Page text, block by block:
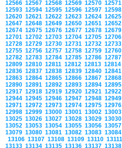
12566 12567 12568 12569 12570 12571
12593 12594 12595 12596 12597 12598
12620 12621 12622 12623 12624 12625
12647 12648 12649 12650 12651 12652
12674 12675 12676 12677 12678 12679
12701 12702 12703 12704 12705 12706
12728 12729 12730 12731 12732 12733
12755 12756 12757 12758 12759 12760
12782 12783 12784 12785 12786 12787
12809 12810 12811 12812 12813 12814
12836 12837 12838 12839 12840 12841
12863 12864 12865 12866 12867 12868
12890 12891 12892 12893 12894 12895
12917 12918 12919 12920 12921 12922
12944 12945 12946 12947 12948 12949
12971 12972 12973 12974 12975 12976
12998 12999 13000 13001 13002 13003
13025 13026 13027 13028 13029 13030
13052 13053 13054 13055 13056 13057
13079 13080 13081 13082 13083 13084
13106 13107 13108 13109 13110 13111
13133 13134 13135 13136 13137 13138